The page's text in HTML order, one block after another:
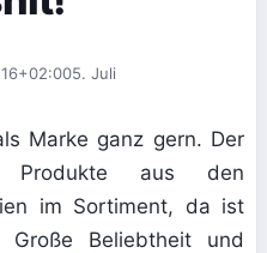
5. Juli
Marke ganz gern. Der
Produkte aus den
im Sortiment, da ist
Beliebtheit und